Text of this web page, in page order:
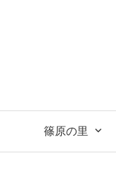
篠原の里